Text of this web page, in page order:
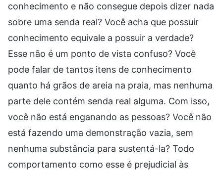
conhecimento e não consegue depois dizer nada
sobre uma senda real? Você acha que possuir
conhecimento equivale a possuir a verdade?
Esse não é um ponto de vista confuso? Você
pode falar de tantos itens de conhecimento
quanto há grãos de areia na praia, mas nenhuma
parte dele contém senda real alguma. Com isso,
você não está enganando as pessoas? Você não
está fazendo uma demonstração vazia, sem
nenhuma substância para sustentá-la? Todo
comportamento como esse é prejudicial às